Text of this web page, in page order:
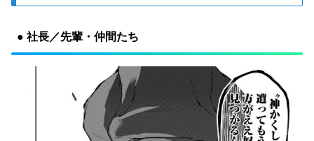
● 社長／先輩・仲間たち